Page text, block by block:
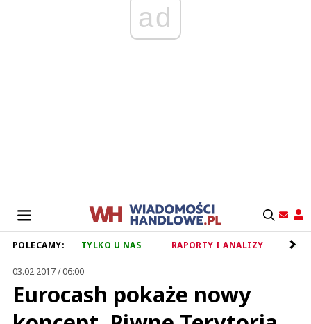
ad
POLECAMY: TYLKO U NAS RAPORTY I ANALIZY
03.02.2017 / 06:00
Eurocash pokaże nowy